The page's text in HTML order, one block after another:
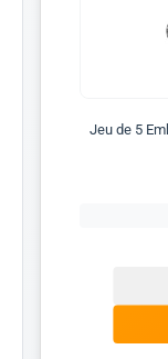
Jeu de 5